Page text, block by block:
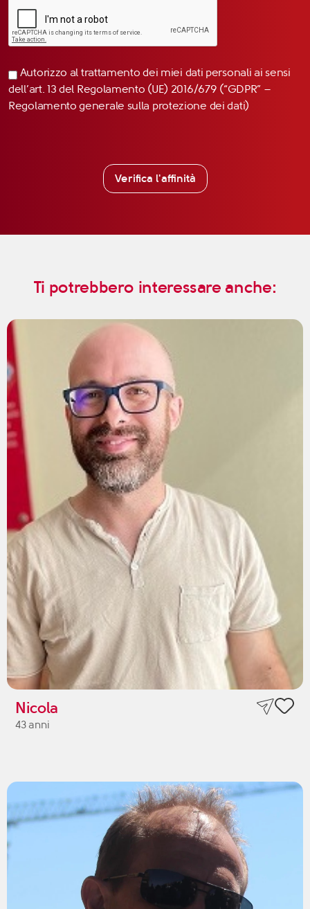
Autorizzo al trattamento dei miei dati personali ai sensi
dell’art. 13 del Regolamento (UE) 2016/679 (“GDPR” –
Regolamento generale sulla protezione dei dati)
Verifica l'affinità
Ti potrebbero interessare anche:
Nicola
43 anni